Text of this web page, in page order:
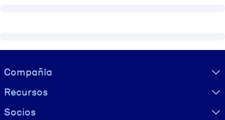
Visually hidden Text
Compañía
Recursos
Socios